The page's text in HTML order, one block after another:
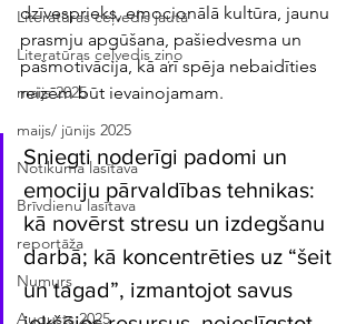
Literatūras ceļvedis jautā
Literatūras ceļvedis ziņo
maijs 2025
maijs/ jūnijs 2025
Notikuma lasītava
Brīvdienu lasītava
reportāža
Numurs
Augusts 2025
dzīvesprieks, emocionālā kultūra, jaunu
prasmju apgūšana, pašiedvesma un
pašmotivācija, kā arī spēja nebaidīties
reizēm būt ievainojamam.
Sniegti noderīgi padomi un
emociju pārvaldības tehnikas:
kā novērst stresu un izdegšanu
darbā; kā koncentrēties uz “šeit
un tagad”, izmantojot savus